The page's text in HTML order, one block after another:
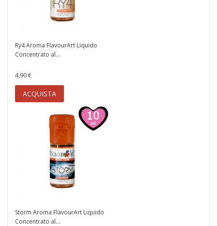
Ry4 Aroma FlavourArt Liquido
Concentrato al...
4,90 €
ACQUISTA
Storm Aroma FlavourArt Liquido
Concentrato al...